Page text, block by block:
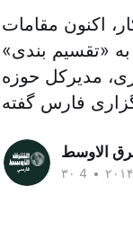
اکنون مقامات
به «تقسیم بندی»
مدیرکل حوزه
الاوسط
•